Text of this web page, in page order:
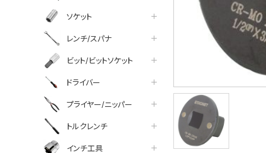
ソケット
レンチ/スパナ
ビット/ビットソケット
ドライバー
プライヤー/ニッパー
トルクレンチ
インチ工具